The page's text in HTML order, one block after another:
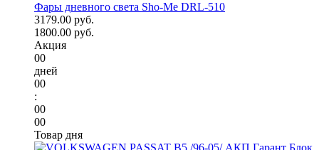
Фары дневного света Sho-Me DRL-510
3179.00 руб.
1800.00 руб.
Акция
00
дней
00
:
00
00
Товар дня